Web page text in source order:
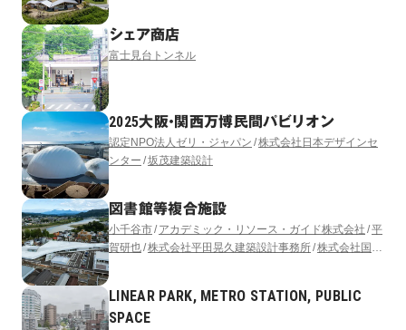
シェア商店
富士見台トンネル
2025大阪・関西万博民間パビリオン
認定NPO法人ゼリ・ジャパン 株式会社日本デザインセ
ンター 坂茂建築設計
図書館等複合施設
小千谷市 アカデミック・リソース・ガイド株式会社 平
賀研也 株式会社平田晃久建築設計事務所 株式会社国際
LINEAR PARK, METRO STATION, PUBLIC
SPACE